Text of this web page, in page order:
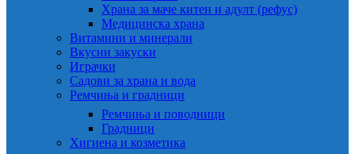
Храна за маче китен и адулт (рефус)
Медицинска храна
Витамини и минерали
Вкусни закуски
Играчки
Садови за храна и вода
Ремчиња и градници
Ремчиња и поводници
Градници
Хигиена и козметика